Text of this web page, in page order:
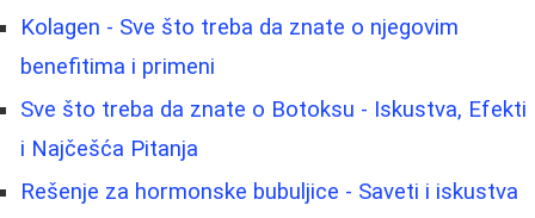
Kolagen - Sve što treba da znate o njegovim
benefitima i primeni
Sve što treba da znate o Botoksu - Iskustva, Efekti
i Najčešća Pitanja
Rešenje za hormonske bubuljice - Saveti i iskustva